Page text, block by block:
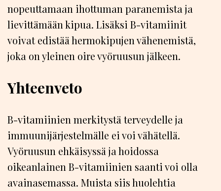
nopeuttamaan ihottuman paranemista ja
lievittämään kipua. Lisäksi B-vitamiinit
voivat edistää hermokipujen vähenemistä,
joka on yleinen oire vyöruusun jälkeen.
Yhteenveto
B-vitamiinien merkitystä terveydelle ja
immuunijärjestelmälle ei voi vähätellä.
Vyöruusun ehkäisyssä ja hoidossa
oikeanlainen B-vitamiinien saanti voi olla
avainasemassa. Muista siis huolehtia